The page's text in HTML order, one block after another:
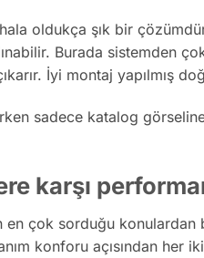
oldukça şık bir
Burada sistemden
İyi montaj yapılmış
sadece katalog
karşı
en çok sorduğu konulardan
konforu açısından her